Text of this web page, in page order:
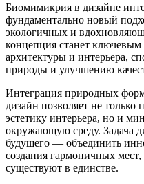
Биомимикрия в дизайне
фундаментально новый
экологичных и
концепция станет
архитектуры и интерьера,
природы и улучшению
Интеграция природных
дизайн позволяет не
эстетику интерьера, но и
окружающую среду. Задача
будущего — объединить
создания гармоничных мест,
существуют в единстве.